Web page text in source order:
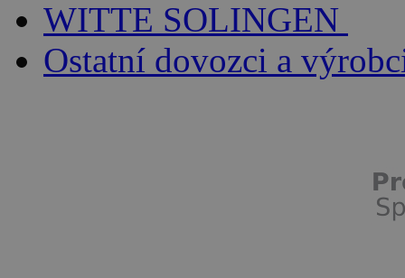
WITTE SOLINGEN
Ostatní dovozci a